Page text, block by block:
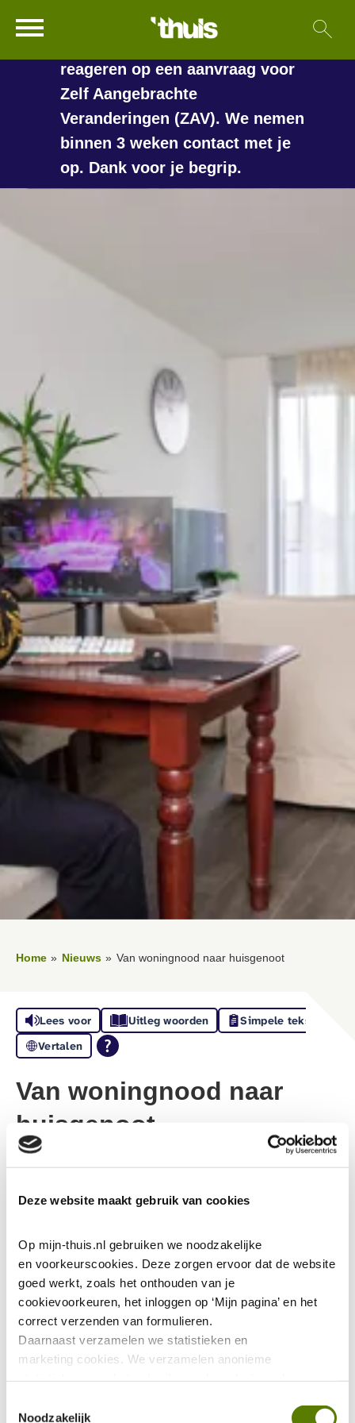
Deze website maakt gebruik van cookies
Op mijn-thuis.nl gebruiken we noodzakelijke
en voorkeurscookies. Deze zorgen ervoor dat de website
goed werkt, zoals het onthouden van je
cookievoorkeuren, het inloggen op ‘Mijn pagina’ en het
correct verzenden van formulieren.
Daarnaast verzamelen we statistieken en
marketing cookies. We verzamelen anonieme
Deze gegevens zijn niet te herleiden tot jou als persoon
Noodzakelijk
Naar hoofdinhoud
Naar hoofdnavigatiemenu
Naar zoeken
Naar de homepage
Ga naar Hoofd
langer duren voordat we
reageren op een aanvraag voor
Zelf Aangebrachte
Veranderingen (ZAV). We nemen
binnen 3 weken contact met je
op. Dank voor je begrip.
Home Nieuws Van woningnood naar huisgenoot
Lees voor Uitleg woorden
Simpele tekst
Vertalen
Van woningnood naar
huisgenoot
6-6-2024
In Eindhoven helpen projecten zoals Onder de Pannen
hebben. Wist u dat Huurders van’thuiszich hier ook voor
mogen opgeven?
Onder de Pannen helpt mensen in Eindhoven die
dakloos zijn geraakt door bijvoorbeeld een scheiding of